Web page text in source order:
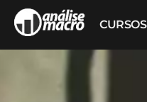
CURSOS